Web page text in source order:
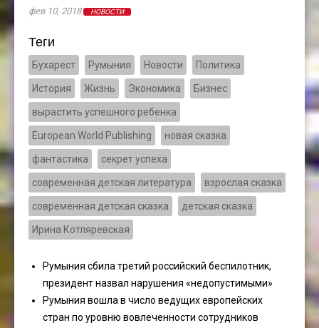
фев 10, 2018
НОВОСТИ
Теги
Бухарест Румыния Новости Политика
История Жизнь Экономика Бизнес
вырастить успешного ребенка
European World Publishing новая сказка
фантастика секрет успеха
современная детская литература взрослая сказка
современная детская сказка детская сказка
Ирина Котляревская
Румыния сбила третий российский беспилотник,
президент назвал нарушения «недопустимыми»
Румыния вошла в число ведущих европейских
стран по уровню вовлеченности сотрудников